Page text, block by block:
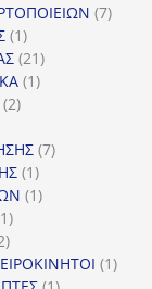
προϊόντα77
11
προϊόν
2121
προϊόντα
11
22
77
11
προϊόν
11
11
προϊόν
2
προϊόντα
11
1